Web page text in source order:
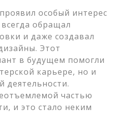
особый интерес
обращал
и даже создавал
Этот
в будущем помогли
карьере, но и
деятельности.
частью
и это стало неким